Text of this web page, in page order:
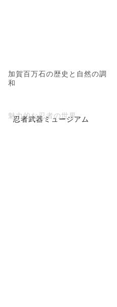
加賀百万石の歴史と自然の調
和
忍者武器ミュージアム
魅力的な忍者の世界